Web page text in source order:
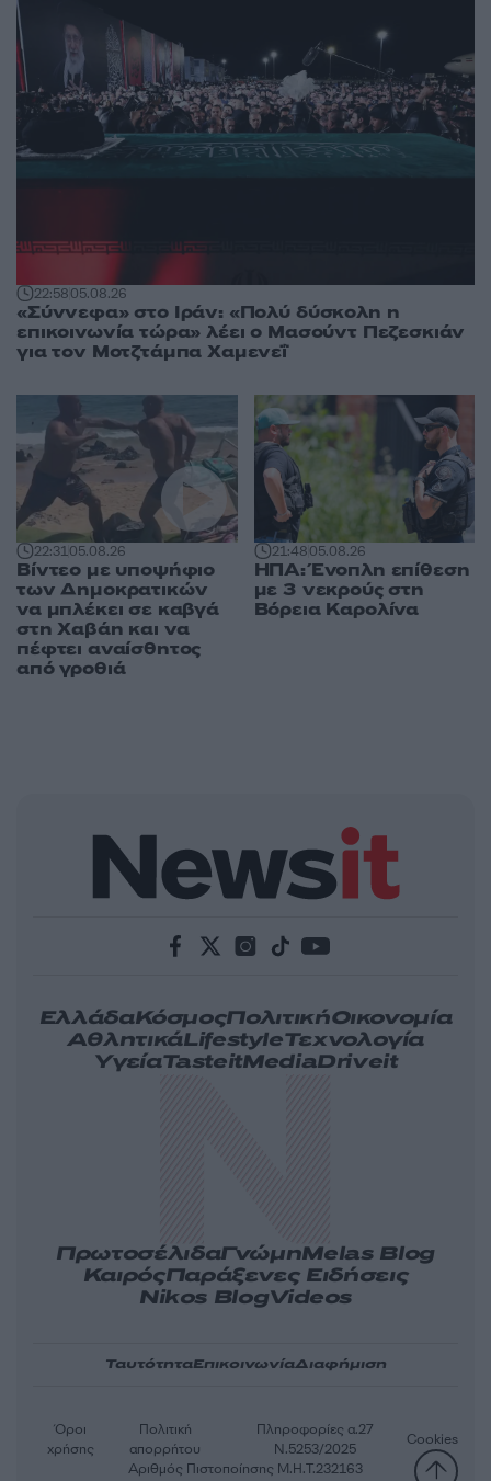
22:5805.08.26
«Σύννεφα» στο Ιράν: «Πολύ δύσκολη η
επικοινωνία τώρα» λέει ο Μασούντ Πεζεσκιάν
για τον Μοτζτάμπα Χαμενεΐ
22:3105.08.26
Βίντεο με υποψήφιο
των Δημοκρατικών
να μπλέκει σε καβγά
στη Χαβάη και να
πέφτει αναίσθητος
από γροθιά
21:4805.08.26
ΗΠΑ: Ένοπλη επίθεση
με 3 νεκρούς στη
Βόρεια Καρολίνα
ΕλλάδαΚόσμοςΠολιτικήΟικονομία
ΑθλητικάLifestyleΤεχνολογία
ΥγείαTasteitMediaDriveit
ΠρωτοσέλιδαΓνώμηMelas Blog
ΚαιρόςΠαράξενες Ειδήσεις
Nikos BlogVideos
ΤαυτότηταΕπικοινωνίαΔιαφήμιση
Αριθμός Πιστοποίησης Μ.Η.Τ.232163
Όροι
χρήσης
Πολιτική
απορρήτου
Πληροφορίες α.27
Ν.5253/2025
Cookies